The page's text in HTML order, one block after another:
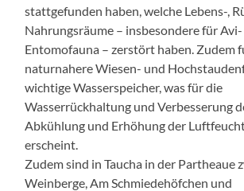
stattgefunden haben, welche Lebens-,
Nahrungsräume – insbesondere für
Entomofauna – zerstört haben. Zudem
naturnahere Wiesen- und
wichtige Wasserspeicher, was für die
Wasserrückhaltung und Verbesserung
Abkühlung und Erhöhung der
erscheint.
Zudem sind in Taucha in der Partheaue
Weinberge, Am Schmiedehöfchen und